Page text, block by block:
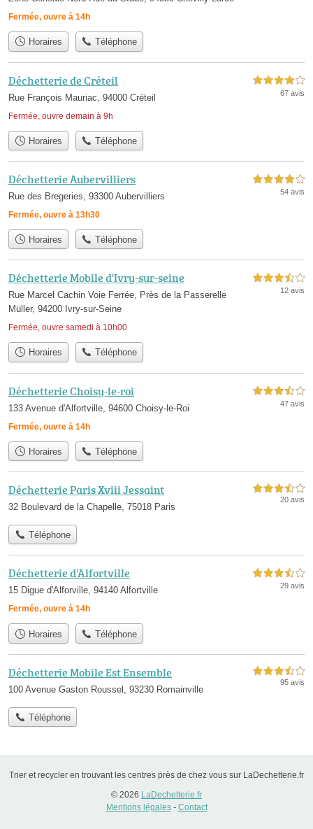
Fermée, ouvre à 14h
Horaires Téléphone
Déchetterie de Créteil
Rue François Mauriac, 94000 Créteil
Fermée, ouvre demain à 9h
4,0 étoiles sur 5
67 avis
Horaires Téléphone
Déchetterie Aubervilliers
Rue des Bregeries, 93300 Aubervilliers
Fermée, ouvre à 13h30
4,0 étoiles sur 5
54 avis
Horaires Téléphone
Déchetterie Mobile d'Ivry-sur-seine
Rue Marcel Cachin Voie Ferrée, Près de la Passerelle
Müller, 94200 Ivry-sur-Seine
Fermée, ouvre samedi à 10h00
3,5 étoiles sur 5
12 avis
Horaires Téléphone
Déchetterie Choisy-le-roi
133 Avenue d'Alfortville, 94600 Choisy-le-Roi
Fermée, ouvre à 14h
3,5 étoiles sur 5
47 avis
Horaires Téléphone
Déchetterie Paris Xviii Jessaint
32 Boulevard de la Chapelle, 75018 Paris
3,5 étoiles sur 5
20 avis
Téléphone
Déchetterie d'Alfortville
15 Digue d'Alforville, 94140 Alfortville
Fermée, ouvre à 14h
3,5 étoiles sur 5
29 avis
Horaires Téléphone
Déchetterie Mobile Est Ensemble
100 Avenue Gaston Roussel, 93230 Romainville
3,5 étoiles sur 5
95 avis
Téléphone
Trier et recycler en trouvant les centres près de chez vous sur LaDechetterie.fr
© 2026 LaDechetterie.fr
Mentions légales- Contact